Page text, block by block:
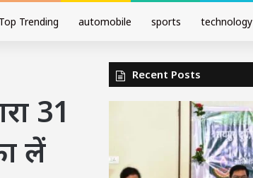
Top Trending automobile sports technology
31
लें
Recent Posts